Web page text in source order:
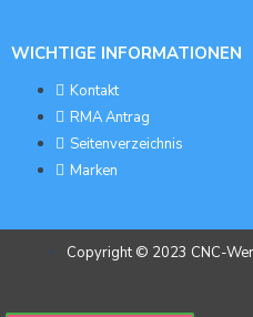
WICHTIGE INFORMATIONEN
Kontakt
RMA Antrag
Seitenverzeichnis
Marken
Copyright © 2023 CNC-